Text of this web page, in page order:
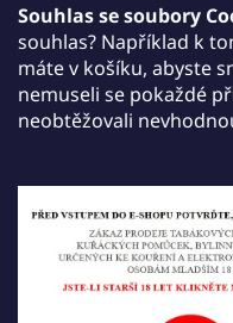
Souhlas se soubory
souhlas? Například k
máte v košíku, abyste
nemuseli se pokaždé
neobtěžovali
AKCE 10+1:
Vabeen, přidejte
Vabeen dle
Akce platí do 30.
Popis